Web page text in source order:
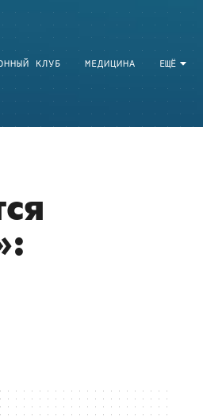
ЕЩЁ
КЛУБ МЕДИЦИНА